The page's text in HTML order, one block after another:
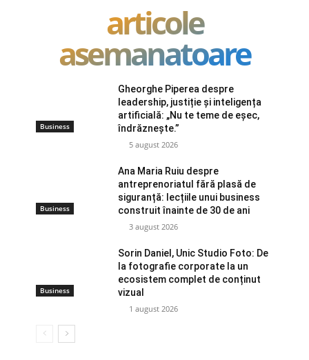
articole
asemanatoare
Business
Gheorghe Piperea despre
leadership, justiție și inteligența
artificială: „Nu te teme de eșec,
îndrăznește.”
5 august 2026
Business
Ana Maria Ruiu despre
antreprenoriatul fără plasă de
siguranță: lecțiile unui business
construit înainte de 30 de ani
3 august 2026
Business
Sorin Daniel, Unic Studio Foto: De
la fotografie corporate la un
ecosistem complet de conținut
vizual
1 august 2026